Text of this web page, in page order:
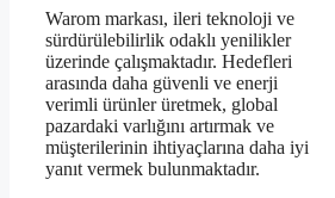
Warom markası, ileri teknoloji ve
sürdürülebilirlik odaklı yenilikler
üzerinde çalışmaktadır. Hedefleri
arasında daha güvenli ve enerji
verimli ürünler üretmek, global
pazardaki varlığını artırmak ve
müşterilerinin ihtiyaçlarına daha iyi
yanıt vermek bulunmaktadır.